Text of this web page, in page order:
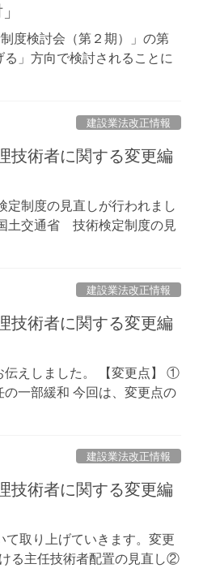
度検討会（第２期）」の第
」方向で検討されることに
建設業法改正情報
術者に関する変更編
制度の見直しが行われまし
土交通省 技術検定制度の見
建設業法改正情報
術者に関する変更編
伝えしました。 【変更点】 ①
一部緩和 今回は、変更点の
建設業法改正情報
術者に関する変更編
取り上げていきます。変更
る主任技術者配置の見直し②